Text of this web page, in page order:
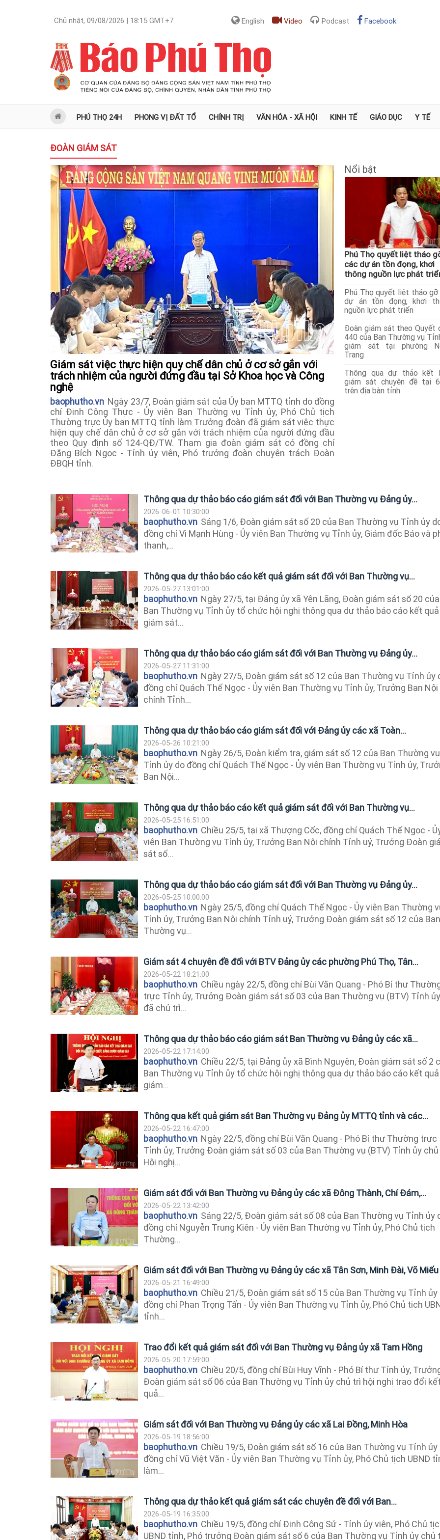
Chủ nhật, 09/08/2026 | 18:15 GMT+7 English Video Podcast Facebook
PHÚ THỌ 24H PHONG VỊ ĐẤT TỔ CHÍNH TRỊ VĂN HÓA - XÃ HỘI KINH TẾ GIÁO DỤC Y TẾ
ĐOÀN GIÁM SÁT
Giám sát việc thực hiện quy chế dân chủ ở cơ sở gắn với
trách nhiệm của người đứng đầu tại Sở Khoa học và Công
nghệ
baophutho.vn Ngày 23/7, Đoàn giám sát của Ủy ban MTTQ tỉnh do đồng
chí Đinh Công Thực - Ủy viên Ban Thường vụ Tỉnh ủy, Phó Chủ tịch
Thường trực Ủy ban MTTQ tỉnh làm Trưởng đoàn đã giám sát việc thực
hiện quy chế dân chủ ở cơ sở gắn với trách nhiệm của người đứng đầu
theo Quy định số 124-QĐ/TW. Tham gia đoàn giám sát có đồng chí
Đặng Bích Ngọc - Tỉnh ủy viên, Phó trưởng đoàn chuyên trách Đoàn
ĐBQH tỉnh.
Nổi bật
Phú Thọ quyết liệt tháo
các dự án tồn đọng, khơi
thông nguồn lực phát
Phú Thọ quyết liệt tháo gỡ
dự án tồn đọng, khơi
nguồn lực phát triển
Đoàn giám sát theo Quyết
440 của Ban Thường vụ
giám sát tại phường
Trang
Thông qua dự thảo kết
giám sát chuyên đề tại
trên địa bàn tỉnh
Thông qua dự thảo báo cáo giám sát đối với Ban Thường vụ Đảng ủy...
2026-06-01 10:30:00
baophutho.vn Sáng 1/6, Đoàn giám sát số 20 của Ban Thường vụ Tỉnh ủy
đồng chí Vi Mạnh Hùng - Ủy viên Ban Thường vụ Tỉnh ủy, Giám đốc Báo và
thanh,...
Thông qua dự thảo báo cáo kết quả giám sát đối với Ban Thường vụ...
2026-05-27 13:01:00
baophutho.vn Ngày 27/5, tại Đảng ủy xã Yên Lãng, Đoàn giám sát số 20 của
Ban Thường vụ Tỉnh ủy tổ chức hội nghị thông qua dự thảo báo cáo kết quả
giám sát...
Thông qua dự thảo báo cáo giám sát đối với Ban Thường vụ Đảng ủy...
2026-05-27 11:31:00
baophutho.vn Ngày 27/5, Đoàn giám sát số 12 của Ban Thường vụ Tỉnh ủy
đồng chí Quách Thế Ngọc - Ủy viên Ban Thường vụ Tỉnh ủy, Trưởng Ban Nội
chính Tỉnh...
Thông qua dự thảo báo cáo giám sát đối với Đảng ủy các xã Toàn...
2026-05-26 10:21:00
baophutho.vn Ngày 26/5, Đoàn kiểm tra, giám sát số 12 của Ban Thường vụ
Tỉnh ủy do đồng chí Quách Thế Ngọc - Ủy viên Ban Thường vụ Tỉnh ủy,
Ban Nội...
Thông qua dự thảo báo cáo kết quả giám sát đối với Ban Thường vụ...
2026-05-25 16:51:00
baophutho.vn Chiều 25/5, tại xã Thượng Cốc, đồng chí Quách Thế Ngọc -
viên Ban Thường vụ Tỉnh ủy, Trưởng Ban Nội chính Tỉnh uỷ, Trưởng Đoàn
sát số...
Thông qua dự thảo báo cáo giám sát đối với Ban Thường vụ Đảng ủy...
2026-05-25 10:00:00
baophutho.vn Ngày 25/5, đồng chí Quách Thế Ngọc - Ủy viên Ban Thường
Tỉnh ủy, Trưởng Ban Nội chính Tỉnh uỷ, Trưởng Đoàn giám sát số 12 của Ban
Thường vụ...
Giám sát 4 chuyên đề đối với BTV Đảng ủy các phường Phú Thọ, Tân...
2026-05-22 18:21:00
baophutho.vn Chiều ngày 22/5, đồng chí Bùi Văn Quang - Phó Bí thư
trực Tỉnh ủy, Trưởng Đoàn giám sát số 03 của Ban Thường vụ (BTV) Tỉnh ủy
đã chủ trì...
Thông qua dự thảo báo cáo giám sát Ban Thường vụ Đảng ủy các xã...
2026-05-22 17:14:00
baophutho.vn Chiều 22/5, tại Đảng ủy xã Bình Nguyên, Đoàn giám sát số 2
Ban Thường vụ Tỉnh ủy tổ chức hội nghị thông qua dự thảo báo cáo kết quả
giám...
Thông qua kết quả giám sát Ban Thường vụ Đảng ủy MTTQ tỉnh và các...
2026-05-22 16:47:00
baophutho.vn Ngày 22/5, đồng chí Bùi Văn Quang - Phó Bí thư Thường trực
Tỉnh ủy, Trưởng Đoàn giám sát số 03 của Ban Thường vụ (BTV) Tỉnh ủy
Hội nghị...
Giám sát đối với Ban Thường vụ Đảng ủy các xã Đông Thành, Chí Đám,...
2026-05-22 13:42:00
baophutho.vn Sáng 22/5, Đoàn giám sát số 08 của Ban Thường vụ Tỉnh ủy
đồng chí Nguyễn Trung Kiên - Ủy viên Ban Thường vụ Tỉnh ủy, Phó Chủ tịch
Thường...
Giám sát đối với Ban Thường vụ Đảng ủy các xã Tân Sơn, Minh Đài, Võ Miếu
2026-05-21 16:49:00
baophutho.vn Chiều 21/5, Đoàn giám sát số 15 của Ban Thường vụ Tỉnh ủy
đồng chí Phan Trọng Tấn - Ủy viên Ban Thường vụ Tỉnh ủy, Phó Chủ tịch
tỉnh...
Trao đổi kết quả giám sát đối với Ban Thường vụ Đảng ủy xã Tam Hồng
2026-05-20 17:59:00
baophutho.vn Chiều 20/5, đồng chí Bùi Huy Vĩnh - Phó Bí thư Tỉnh ủy,
Đoàn giám sát số 06 của Ban Thường vụ Tỉnh ủy chủ trì hội nghị trao đổi kết
quả...
Giám sát đối với Ban Thường vụ Đảng ủy các xã Lai Đồng, Minh Hòa
2026-05-19 18:56:00
baophutho.vn Chiều 19/5, Đoàn giám sát số 16 của Ban Thường vụ Tỉnh ủy
đồng chí Vũ Việt Văn - Ủy viên Ban Thường vụ Tỉnh ủy, Phó Chủ tịch UBND
làm...
Thông qua dự thảo kết quả giám sát các chuyên đề đối với Ban...
2026-05-19 16:35:00
baophutho.vn Chiều 19/5, đồng chí Đinh Công Sứ - Tỉnh ủy viên, Phó Chủ
UBND tỉnh, Phó trưởng Đoàn giám sát số 6 của Ban Thường vụ Tỉnh ủy chủ